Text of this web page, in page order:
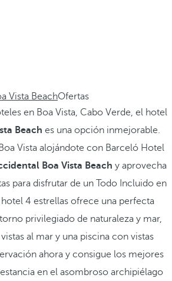
Vista BeachOfertas
en Boa Vista, Cabo Verde, el hotel
Beach es una opción inmejorable.
Vista alojándote con Barceló Hotel
Boa Vista Beach y aprovecha
para disfrutar de un Todo Incluido en
hotel 4 estrellas ofrece una perfecta
privilegiado de naturaleza y mar,
al mar y una piscina con vistas
ahora y consigue los mejores
en el asombroso archipiélago